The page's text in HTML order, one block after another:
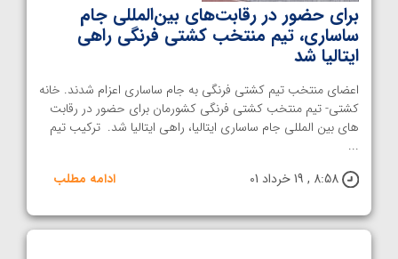
برای حضور در رقابت‌های بین‌المللی جام
ساساری، تیم منتخب کشتی فرنگی راهی
ایتالیا شد
اعضای منتخب تیم کشتی فرنگی به جام ساساری اعزام شدند. خانه
کشتی- تیم منتخب کشتی فرنگی کشورمان برای حضور در رقابت
های بین المللی جام ساساری ایتالیا، راهی ایتالیا شد. ترکیب تیم
...
8:58 , 19 خرداد 01
ادامه مطلب